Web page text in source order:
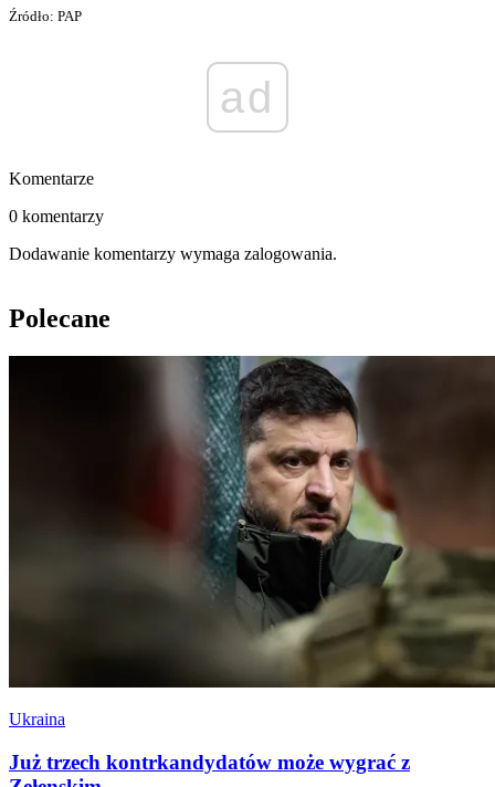
Źródło: PAP
ad
Komentarze
0 komentarzy
Dodawanie komentarzy wymaga zalogowania.
Polecane
Ukraina
Już trzech kontrkandydatów może wygrać z